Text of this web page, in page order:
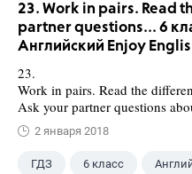
23. Work in pairs. Read
partner questions... 6
Английский Enjoy
23.
Work in pairs. Read the
Ask your partner questions
2 января 2018
ГДЗ 6 класс